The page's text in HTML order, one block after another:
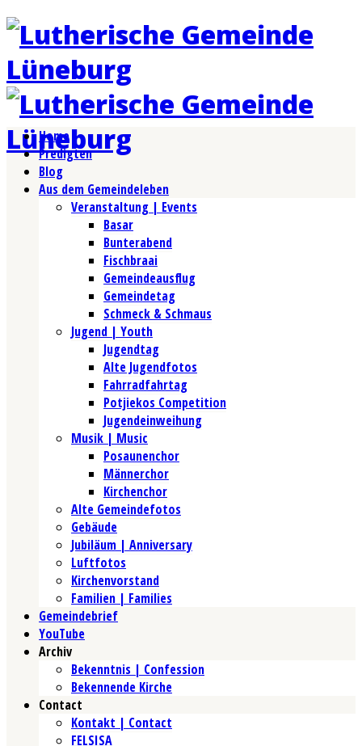
Home
Predigten
Blog
Aus dem Gemeindeleben
Veranstaltung | Events
Basar
Bunterabend
Fischbraai
Gemeindeausflug
Gemeindetag
Schmeck & Schmaus
Jugend | Youth
Jugendtag
Alte Jugendfotos
Fahrradfahrtag
Potjiekos Competition
Jugendeinweihung
Musik | Music
Posaunenchor
Männerchor
Kirchenchor
Alte Gemeindefotos
Gebäude
Jubiläum | Anniversary
Luftfotos
Kirchenvorstand
Familien | Families
Gemeindebrief
YouTube
Archiv
Bekenntnis | Confession
Bekennende Kirche
Contact
Kontakt | Contact
FELSISA